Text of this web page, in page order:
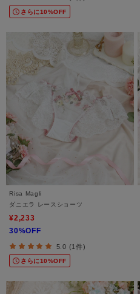
さらに10%OFF
Risa Magli
ダニエラ レースショーツ
¥2,233
30%OFF
5.0 (1件)
さらに10%OFF